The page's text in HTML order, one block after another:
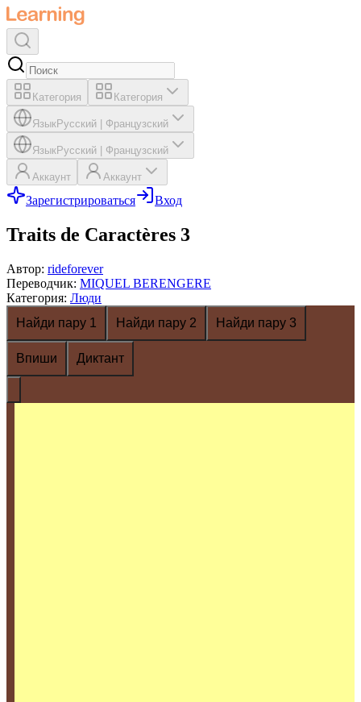
Категория Категория
ЯзыкРусский Французский
ЯзыкРусский Французский
Аккаунт Аккаунт
Зарегистрироваться Вход
Traits de Caractères 3
Автор: rideforever
Переводчик: MIQUEL BERENGERE
Категория: Люди
Найди пару 1
Найди пару 2 Найди пару 3
Впиши Диктант